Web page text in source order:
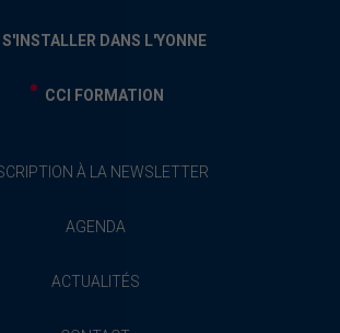
S'INSTALLER DANS L'YONNE
CCI FORMATION
À LA NEWSLETTER
AGENDA
ACTUALITÉS